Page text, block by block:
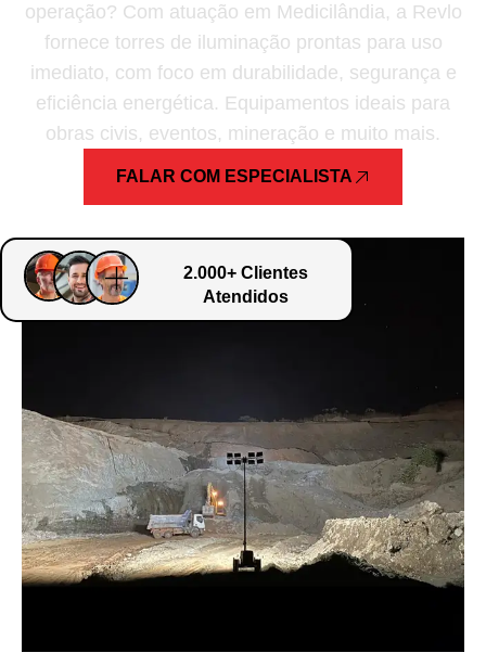
operação? Com atuação em Medicilândia, a Revlo
fornece torres de iluminação prontas para uso
imediato, com foco em durabilidade, segurança e
eficiência energética. Equipamentos ideais para
obras civis, eventos, mineração e muito mais.
FALAR COM ESPECIALISTA
2.000+ Clientes
Atendidos